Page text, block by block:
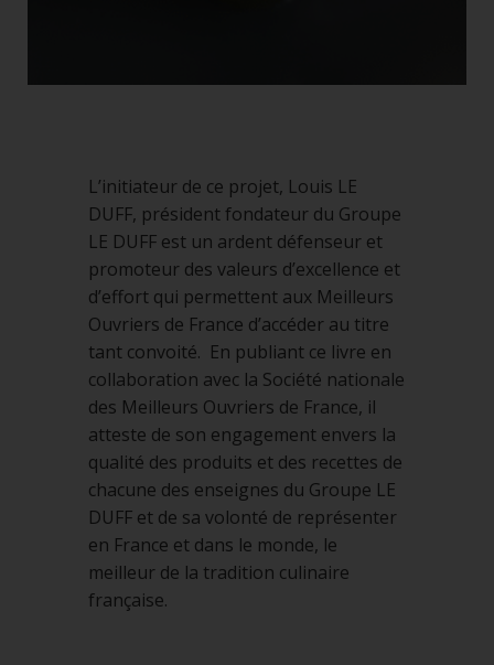
L’initiateur de ce projet, Louis LE
DUFF, président fondateur du Groupe
LE DUFF est un ardent défenseur et
promoteur des valeurs d’excellence et
d’effort qui permettent aux Meilleurs
Ouvriers de France d’accéder au titre
tant convoité. En publiant ce livre en
collaboration avec la Société nationale
des Meilleurs Ouvriers de France, il
atteste de son engagement envers la
qualité des produits et des recettes de
chacune des enseignes du Groupe LE
DUFF et de sa volonté de représenter
en France et dans le monde, le
meilleur de la tradition culinaire
française.